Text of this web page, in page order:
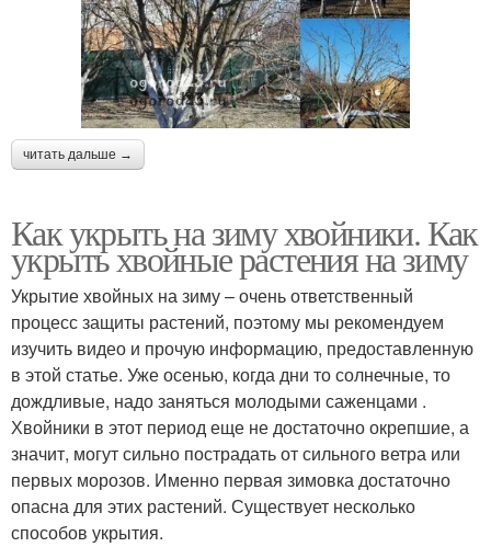
читать дальше →
Как укрыть на зиму хвойники. Как
укрыть хвойные растения на зиму
Укрытие хвойных на зиму – очень ответственный
процесс защиты растений, поэтому мы рекомендуем
изучить видео и прочую информацию, предоставленную
в этой статье. Уже осенью, когда дни то солнечные, то
дождливые, надо заняться молодыми саженцами .
Хвойники в этот период еще не достаточно окрепшие, а
значит, могут сильно пострадать от сильного ветра или
первых морозов. Именно первая зимовка достаточно
опасна для этих растений. Существует несколько
способов укрытия.